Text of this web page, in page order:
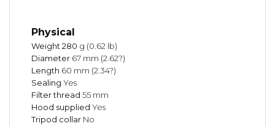
Physical
Weight 280 g (0.62 lb)
Diameter 67 mm (2.62?)
Length 60 mm (2.34?)
Sealing Yes
Filter thread 55 mm
Hood supplied Yes
Tripod collar No